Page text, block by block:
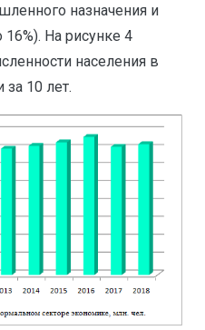
назначения и
16%). На рисунке 4
населения в
10 лет.